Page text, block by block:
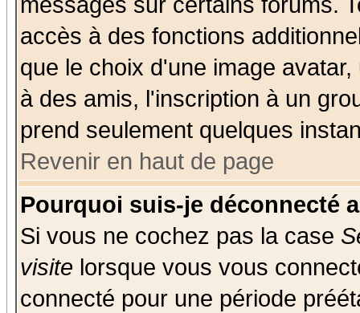
accès à des fonctions
que le choix d'une image
à des amis, l'inscription à un
prend seulement quelques
Revenir en haut de page
Pourquoi suis-je déconnecté
Si vous ne cochez pas la case
visite lorsque vous vous
connecté pour une période